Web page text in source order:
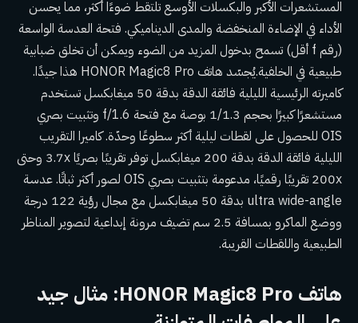
المستشعرات الأكبر والبكسلات الأوسع تلتقط ضوءًا أكثر، مما يحسن
الأداء في الإضاءة المنخفضة والمدى الديناميكي. فتحة العدسة الواسعة
(رقم f أقل) تسمح بدخول المزيد من الضوء ويمكن أن تخلق ضبابية
طبيعية في الخلفية.يُجسّد هاتف HONOR Magic8 Pro هذا جيدًا.
كاميرته الرئيسية الليلية فائقة الدقة بدقة 50 ميغابكسل تستخدم
مستشعرًا كبيرًا بحجم 1/1.3 بوصة مع فتحة f/1.6 وتثبيت بصري
OIS للحصول على لقطات ليلية أكثر سطوعًا وحدّة. كاميرا التقريب
الليلية فائقة الدقة بدقة 200 ميغابكسل توفر تقريبًا بصريًا 3.7x وحتى
200x تقريبًا رقميًا، مدعومة بتثبيت بصري OIS لصور أكثر ثباتًا. عدسة
ultra wide-angle بدقة 50 ميغابكسل مع مجال رؤية 122 درجة
ووضع الماكرو بمسافة 2.5 سم تضيف مرونة إبداعية لتصوير المناظر
الطبيعية واللقطات القريبة.
هاتف HONOR Magic8 Pro: مثال جيد